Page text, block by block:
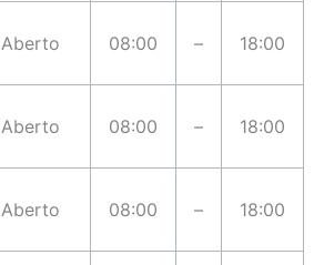
Aberto 08:00 – 18:00
Aberto 08:00 – 18:00
Aberto 08:00 – 18:00